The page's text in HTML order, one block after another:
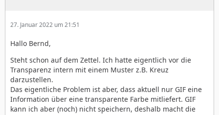
27. Januar 2022 um 21:51
Hallo Bernd,
Steht schon auf dem Zettel. Ich hatte eigentlich vor die
Transparenz intern mit einem Muster z.B. Kreuz
darzustellen.
Das eigentliche Problem ist aber, dass aktuell nur GIF eine
Information über eine transparente Farbe mitliefert. GIF
kann ich aber (noch) nicht speichern, deshalb macht die